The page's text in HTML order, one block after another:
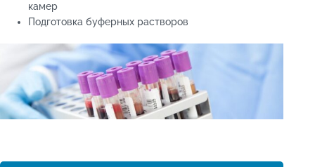
камер
Подготовка буферных растворов